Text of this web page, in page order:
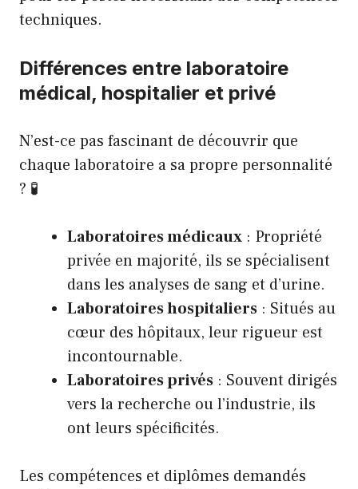
techniques.
Différences entre laboratoire
médical, hospitalier et privé
N’est-ce pas fascinant de découvrir que
chaque laboratoire a sa propre personnalité
? 🧪
Laboratoires médicaux : Propriété
privée en majorité, ils se spécialisent
dans les analyses de sang et d’urine.
Laboratoires hospitaliers : Situés au
cœur des hôpitaux, leur rigueur est
incontournable.
Laboratoires privés : Souvent dirigés
vers la recherche ou l’industrie, ils
ont leurs spécificités.
Les compétences et diplômes demandés